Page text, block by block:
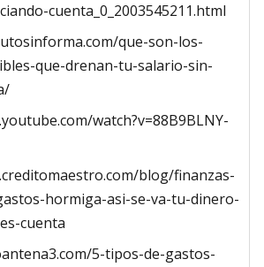
cuenta_0_2003545211.html
que-son-los-
que-drenan-tu-salario-sin-
watch?v=88B9BLNY-
blog/finanzas-
hormiga-asi-se-va-tu-dinero-
cuenta
5-tipos-de-gastos-